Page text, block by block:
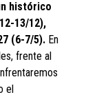
histórico
13/12),
(6-7/5). En
frente al
el